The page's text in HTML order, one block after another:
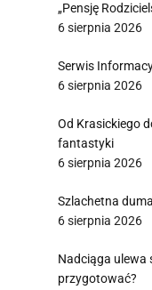
„Pensję
6 sierpnia 2026
Serwis
6 sierpnia 2026
Od Krasickiego
fantastyki
6 sierpnia 2026
Szlachetna
6 sierpnia 2026
Nadciąga ulewa
przygotować?